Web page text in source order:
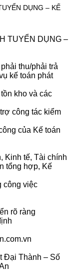
DỤNG – KẾ
TUYỂN DỤNG –
thu/phải trả
kế toán phát
kho và các
công tác kiểm
của Kế toán
Kinh tế, Tài chính
tổng hợp, Kế
công việc
rõ ràng
Đại Thành – Số